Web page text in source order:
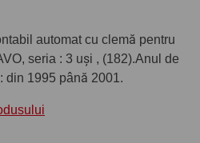
automat cu clemă pentru
seria : 3 uşi , (182).Anul de
din 1995 până 2001.